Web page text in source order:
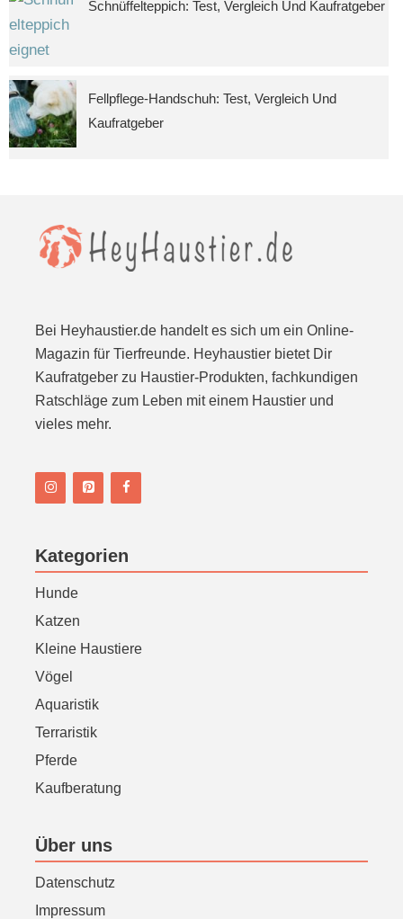
Schnüffelteppich: Test, Vergleich Und Kaufratgeber
Fellpflege-Handschuh: Test, Vergleich Und
Kaufratgeber
Bei Heyhaustier.de handelt es sich um ein Online-
Magazin für Tierfreunde. Heyhaustier bietet Dir
Kaufratgeber zu Haustier-Produkten, fachkundigen
Ratschläge zum Leben mit einem Haustier und
vieles mehr.
Kategorien
Hunde
Katzen
Kleine Haustiere
Vögel
Aquaristik
Terraristik
Pferde
Kaufberatung
Über uns
Datenschutz
Impressum